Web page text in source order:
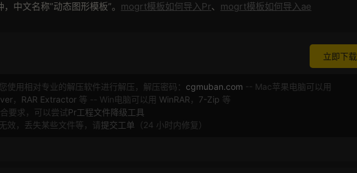
中文名称”动态图形模板”。 mogrt模板如何导入Pr、 mogrt模板如何导入ae
立即下载
用相对专业的解压软件进行解压，解压密码： cgmuban.com -- Mac苹果电脑可以用
， RAR Extractor 等 -- Win电脑可以用 WinRAR ， 7-Zip 等
要求，可以尝试Pr工程文件降级工具
，丢失某些文件等，请提交工单 （24 小时内修复）